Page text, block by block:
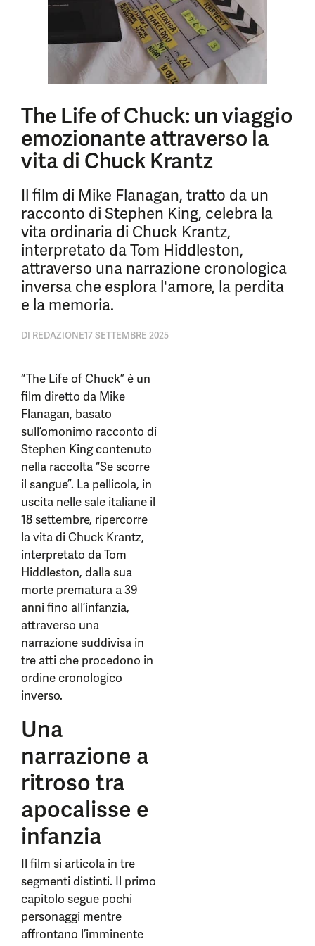
The Life of Chuck: un viaggio
emozionante attraverso la
vita di Chuck Krantz
Il film di Mike Flanagan, tratto da un
racconto di Stephen King, celebra la
vita ordinaria di Chuck Krantz,
interpretato da Tom Hiddleston,
attraverso una narrazione cronologica
inversa che esplora l'amore, la perdita
e la memoria.
DI REDAZIONE17 SETTEMBRE 2025
“The Life of Chuck” è un
film diretto da Mike
Flanagan, basato
sull’omonimo racconto di
Stephen King contenuto
nella raccolta “Se scorre
il sangue”. La pellicola, in
uscita nelle sale italiane il
18 settembre, ripercorre
la vita di Chuck Krantz,
interpretato da Tom
Hiddleston, dalla sua
morte prematura a 39
anni fino all’infanzia,
attraverso una
narrazione suddivisa in
tre atti che procedono in
ordine cronologico
inverso.
Una
narrazione a
ritroso tra
apocalisse e
infanzia
Il film si articola in tre
segmenti distinti. Il primo
capitolo segue pochi
personaggi mentre
affrontano l’imminente